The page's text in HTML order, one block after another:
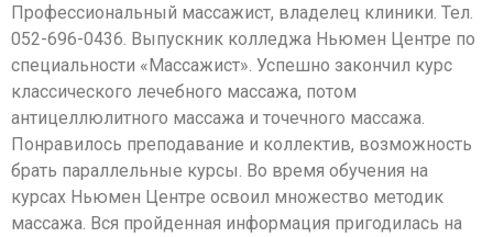
Профессиональный массажист, владелец клиники. Тел.
052-696-0436. Выпускник колледжа Ньюмен Центре по
специальности «Массажист». Успешно закончил курс
классического лечебного массажа, потом
антицеллюлитного массажа и точечного массажа.
Понравилось преподавание и коллектив, возможность
брать параллельные курсы. Во время обучения на
курсах Ньюмен Центре освоил множество методик
массажа. Вся пройденная информация пригодилась на